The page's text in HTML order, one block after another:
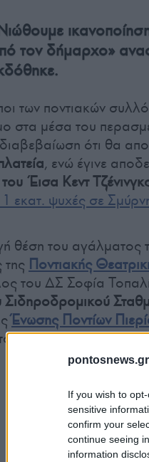
If you wish to
sensitive
confirm your
continue seeing
information
τον δήμαρχο»
των ποντιακών
στα μέσα του
ότι θα
, ενώ έγινε
Έισα Κεντ
εκατ. ψυχές σε
θέση του αγάλματος
Ποντιακής
του ΔΣ Σοφία
Ένωσης Ποντίων
ΔΣ Μίμης